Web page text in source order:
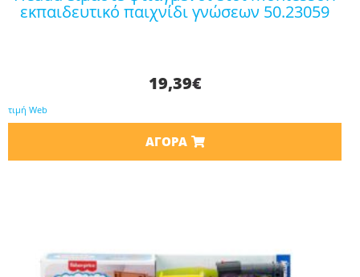
εκπαιδευτικό παιχνίδι γνώσεων 50.23059
19,39€
τιμή Web
ΑΓΟΡΆ